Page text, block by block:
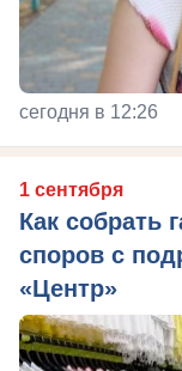
сегодня в 12:26
1 сентября
Как собрать
споров с
«Центр»